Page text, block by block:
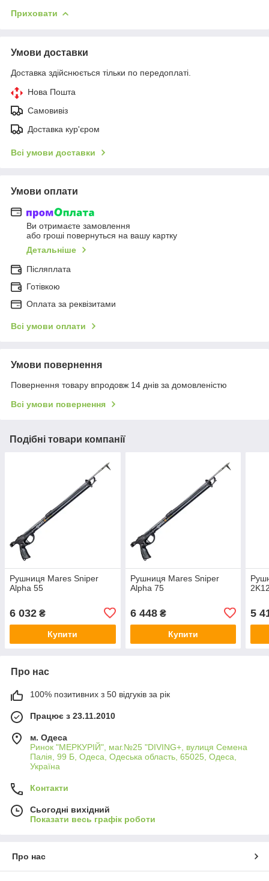
Приховати
Умови доставки
Доставка здійснюється тільки по передоплаті.
Нова Пошта
Самовивіз
Доставка кур'єром
Всі умови доставки
Умови оплати
Ви отримаєте замовлення
або гроші повернуться на вашу картку
Детальніше
Післяплата
Готівкою
Оплата за реквізитами
Всі умови оплати
Умови повернення
Повернення товару впродовж 14 днів за домовленістю
Всі умови повернення
Подібні товари компанії
Рушниця Mares Sniper
Alpha 55
6 032 ₴
Купити
Рушниця Mares Sniper
Alpha 75
6 448₴
Купити
5
Про нас
100% позитивних з 50 відгуків за рік
Працює з 23.11.2010
м. Одеса
Ринок "МЕРКУРІЙ", маг.№25 "DIVING+, вулиця Семена
Палія, 99 Б, Одеса, Одеська область, 65025, Одеса,
Україна
Контакти
Сьогодні вихідний
Показати весь графік роботи
Про нас